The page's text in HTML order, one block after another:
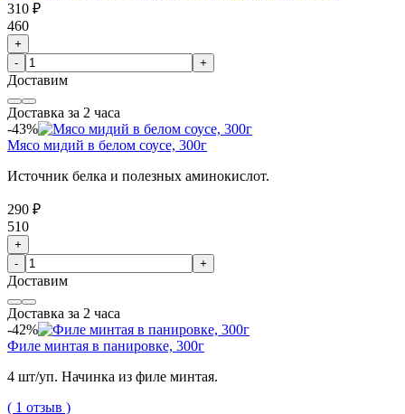
310 ₽
460
+
-
+
Доставим
Доставка за 2 часа
-43%
Мясо мидий в белом соусе, 300г
Источник белка и полезных аминокислот.
290 ₽
510
+
-
+
Доставим
Доставка за 2 часа
-42%
Филе минтая в панировке, 300г
4 шт/уп. Начинка из филе минтая.
( 1 отзыв )